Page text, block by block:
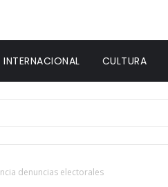
INTERNACIONAL CULTURA
denuncias electorales